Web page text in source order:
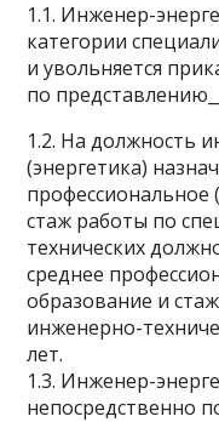
1.1. Инженер-
категории
и увольняется
по
1.2. На должность
(энергетика)
профессиональное
стаж работы по
технических
среднее
образование и
инженерно-
лет.
1.3. Инженер-
непосредственно